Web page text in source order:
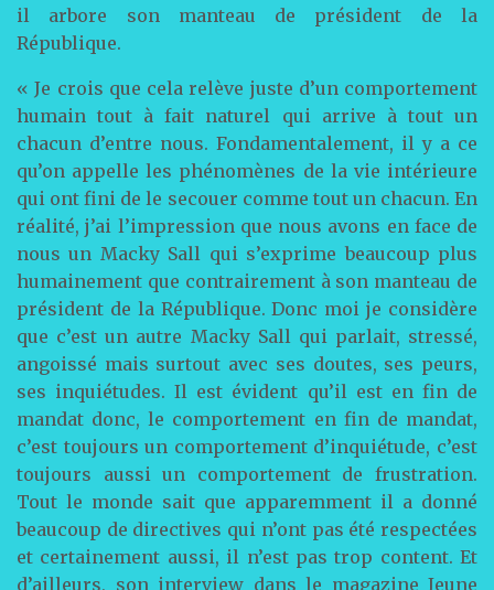
il arbore son manteau de président de la
République.
« Je crois que cela relève juste d’un comportement
humain tout à fait naturel qui arrive à tout un
chacun d’entre nous. Fondamentalement, il y a ce
qu’on appelle les phénomènes de la vie intérieure
qui ont fini de le secouer comme tout un chacun. En
réalité, j’ai l’impression que nous avons en face de
nous un Macky Sall qui s’exprime beaucoup plus
humainement que contrairement à son manteau de
président de la République. Donc moi je considère
que c’est un autre Macky Sall qui parlait, stressé,
angoissé mais surtout avec ses doutes, ses peurs,
ses inquiétudes. Il est évident qu’il est en fin de
mandat donc, le comportement en fin de mandat,
c’est toujours un comportement d’inquiétude, c’est
toujours aussi un comportement de frustration.
Tout le monde sait que apparemment il a donné
beaucoup de directives qui n’ont pas été respectées
et certainement aussi, il n’est pas trop content. Et
d’ailleurs, son interview dans le magazine Jeune